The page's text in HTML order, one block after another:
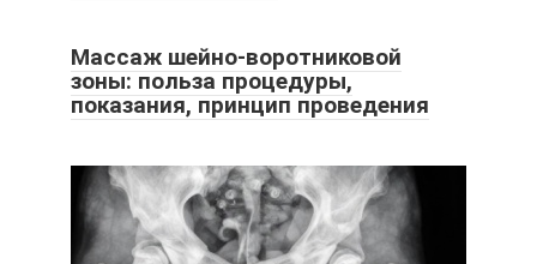
Массаж шейно-воротниковой
зоны: польза процедуры,
показания, принцип проведения